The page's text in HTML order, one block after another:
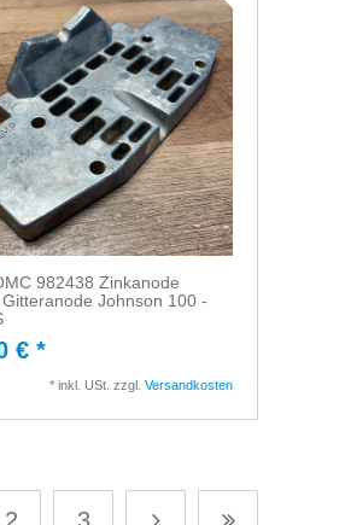
982438 Zinkanode
Johnson 100 -
€ *
* inkl. USt. zzgl. Versandkosten